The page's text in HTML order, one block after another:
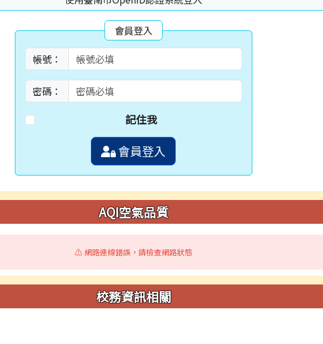
會員登入
帳號：
密碼：
記住我
會員登入
AQI空氣品質
⚠️ 網路連線錯誤，請檢查網路狀態
校務資訊相關